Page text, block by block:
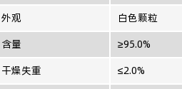
外观
白色颗粒
含量
≥95.0%
干燥失重
≤2.0%